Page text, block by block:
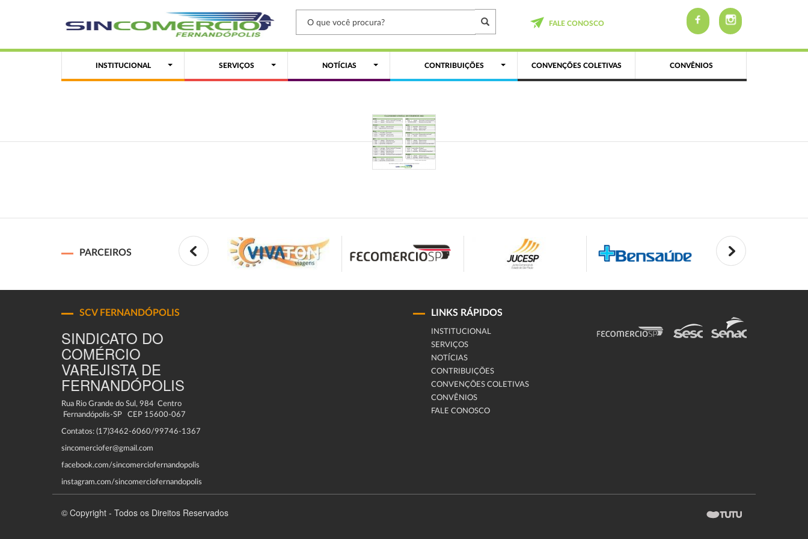
FALE CONOSCO
INSTITUCIONAL SERVIÇOS NOTÍCIAS CONTRIBUIÇÕES CONVENÇÕES COLETIVAS CONVÊNIOS
PARCEIROS
SCV FERNANDÓPOLIS
SINDICATO DO
COMÉRCIO
VAREJISTA DE
FERNANDÓPOLIS
Rua Rio Grande do Sul, 984 Centro
Fernandópolis-SP CEP 15600-067
Contatos: (17)3462-6060/99746-1367
sincomerciofer@gmail.com
facebook.com/sincomerciofernandopolis
instagram.com/sincomerciofernandopolis
LINKS RÁPIDOS
INSTITUCIONAL
SERVIÇOS
NOTÍCIAS
CONTRIBUIÇÕES
CONVENÇÕES COLETIVAS
CONVÊNIOS
FALE CONOSCO
© Copyright - Todos os Direitos Reservados